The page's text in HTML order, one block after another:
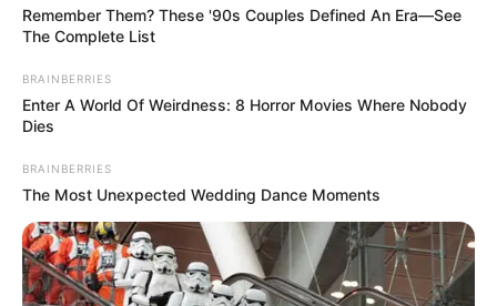
¿Quieres mantenerte informado?
haciendo clic aquí
COMPARTIR
ALERTA BOGOTÁ EN GOOGLE NEWS
Remember Them? These '90s Couples Defined An Era—See
The Complete List
BRAINBERRIES
Enter A World Of Weirdness: 8 Horror Movies Where Nobody
Dies
BRAINBERRIES
The Most Unexpected Wedding Dance Moments